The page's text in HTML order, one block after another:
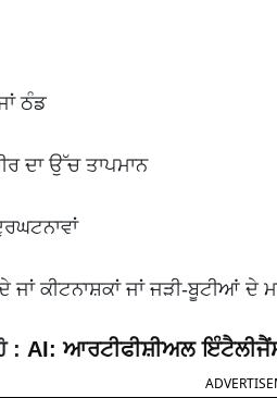
ਠੰਡ
ਦਾ ਉੱਚ ਤਾਪਮਾਨ
ਜਾਂ ਕੀਟਨਾਸ਼ਕਾਂ ਜਾਂ ਜੜੀ-ਬੂਟੀਆਂ ਦੇ
: AI: ਆਰਟੀਫੀਸ਼ੀਅਲ